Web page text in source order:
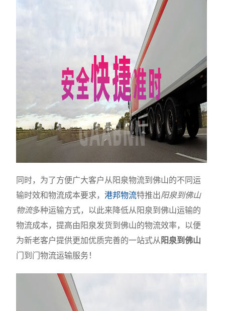
同时，为了方便广大客户从阳泉物流到佛山的不同运
输时效和物流成本要求，港邦物流特推出阳泉到佛山
物流多种运输方式，以此来降低从阳泉到佛山运输的
物流成本，提高由阳泉发货到佛山的物流效率，以便
为新老客户提供更加优质完善的一站式从 阳泉到佛山
门到门物流运输服务！